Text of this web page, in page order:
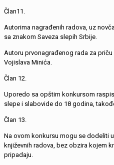
Član11.
Autorima nagrađenih radova, uz
sa znakom Saveza slepih Srbije.
Autoru prvonagrađenog rada za
Vojislava Minića.
Član 12.
Uporedo sa opštim konkursom
slepe i slabovide do 18 godina,
Član 13.
Na ovom konkursu mogu se dodeliti
književnih radova, bez obzira kojem
pripadaju.